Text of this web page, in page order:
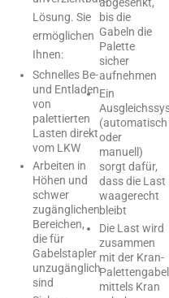
Lösung. Sie
ermöglichen
Ihnen:
Schnelles Be-
und Entladen
von
palettierten
Lasten direkt
vom LKW
Arbeiten in
Höhen und
schwer
zugänglichen
Bereichen,
die für
Gabelstapler
unzugänglich
sind
bis die
Gabeln die
Palette
sicher
aufnehmen
Ein
(automatisch
oder
manuell)
sorgt dafür,
dass die Last
waagerecht
bleibt
Die Last wird
zusammen
mit der Kran-
Palettengabel
mittels Kran